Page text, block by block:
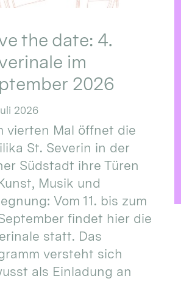
the date: 4.
im
2026
2026
vierten Mal öffnet die
St. Severin in der
Südstadt ihre Türen
Musik und
Vom 11. bis zum
findet hier die
statt. Das
versteht sich
als Einladung an